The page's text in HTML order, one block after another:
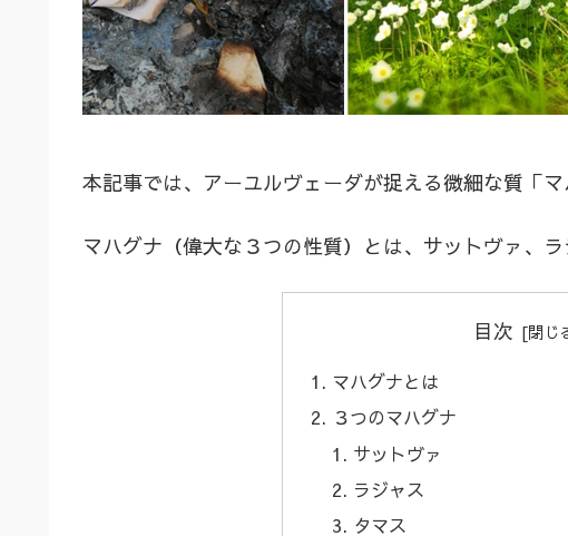
本記事では、アーユルヴェーダが捉える微細な質「マ
マハグナ（偉大な３つの性質）とは、サットヴァ、ラ
目次
マハグナとは
３つのマハグナ
サットヴァ
ラジャス
タマス